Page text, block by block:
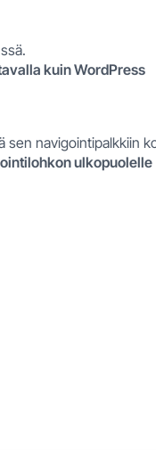
kuin WordPress
navigointipalkkiin
ulkopuolelle